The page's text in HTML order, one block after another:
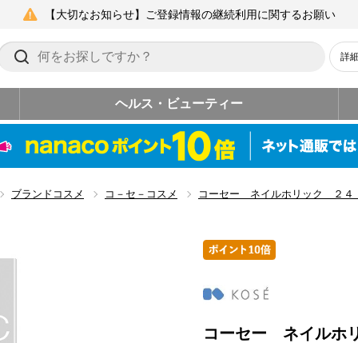
【大切なお知らせ】ご登録情報の継続利用に関するお願い
詳
ヘルス・ビューティー
ブランドコスメ コ－セ－コスメ コーセー ネイルホリック ２
コーセー ネイル